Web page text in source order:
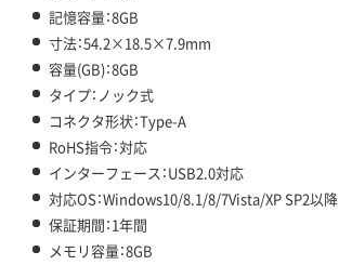
記憶容量：8GB
寸法：54.2×18.5×7.9mm
容量(GB)：8GB
タイプ：ノック式
コネクタ形状：Type-A
RoHS指令：対応
インターフェース：USB2.0対応
対応OS：Windows10/8.1/8/7Vista/XP SP2以降
保証期間：1年間
メモリ容量：8GB